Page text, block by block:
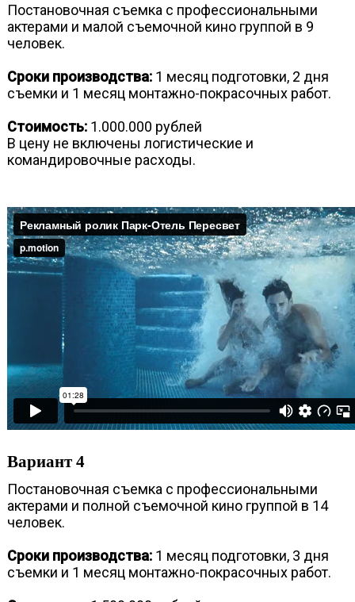
Постановочная съемка с профессиональными
актерами и малой съемочной кино группой в 9
человек.
Сроки производства: 1 месяц подготовки, 2 дня
съемки и 1 месяц монтажно-покрасочных работ.
Стоимость: 1.000.000 рублей
В цену не включены логистические и
командировочные расходы.
Вариант 4
Постановочная съемка с профессиональными
актерами и полной съемочной кино группой в 14
человек.
Сроки производства: 1 месяц подготовки, 3 дня
съемки и 1 месяц монтажно-покрасочных работ.